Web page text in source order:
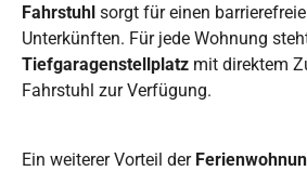
Fahrstuhl sorgt für einen
Unterkünften. Für jede Wohnung
Tiefgaragenstellplatz mit direktem
Fahrstuhl zur Verfügung.
Ein weiterer Vorteil der